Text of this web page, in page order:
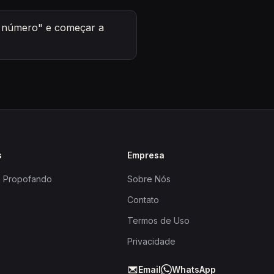
e começar a
Propofando
Empresa
Sobre Nós
Contato
Termos de Uso
Privacidade
Email WhatsApp